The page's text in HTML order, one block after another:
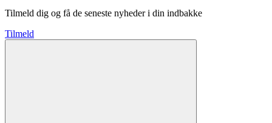
Tilmeld dig og få de seneste nyheder i din indbakke
Tilmeld